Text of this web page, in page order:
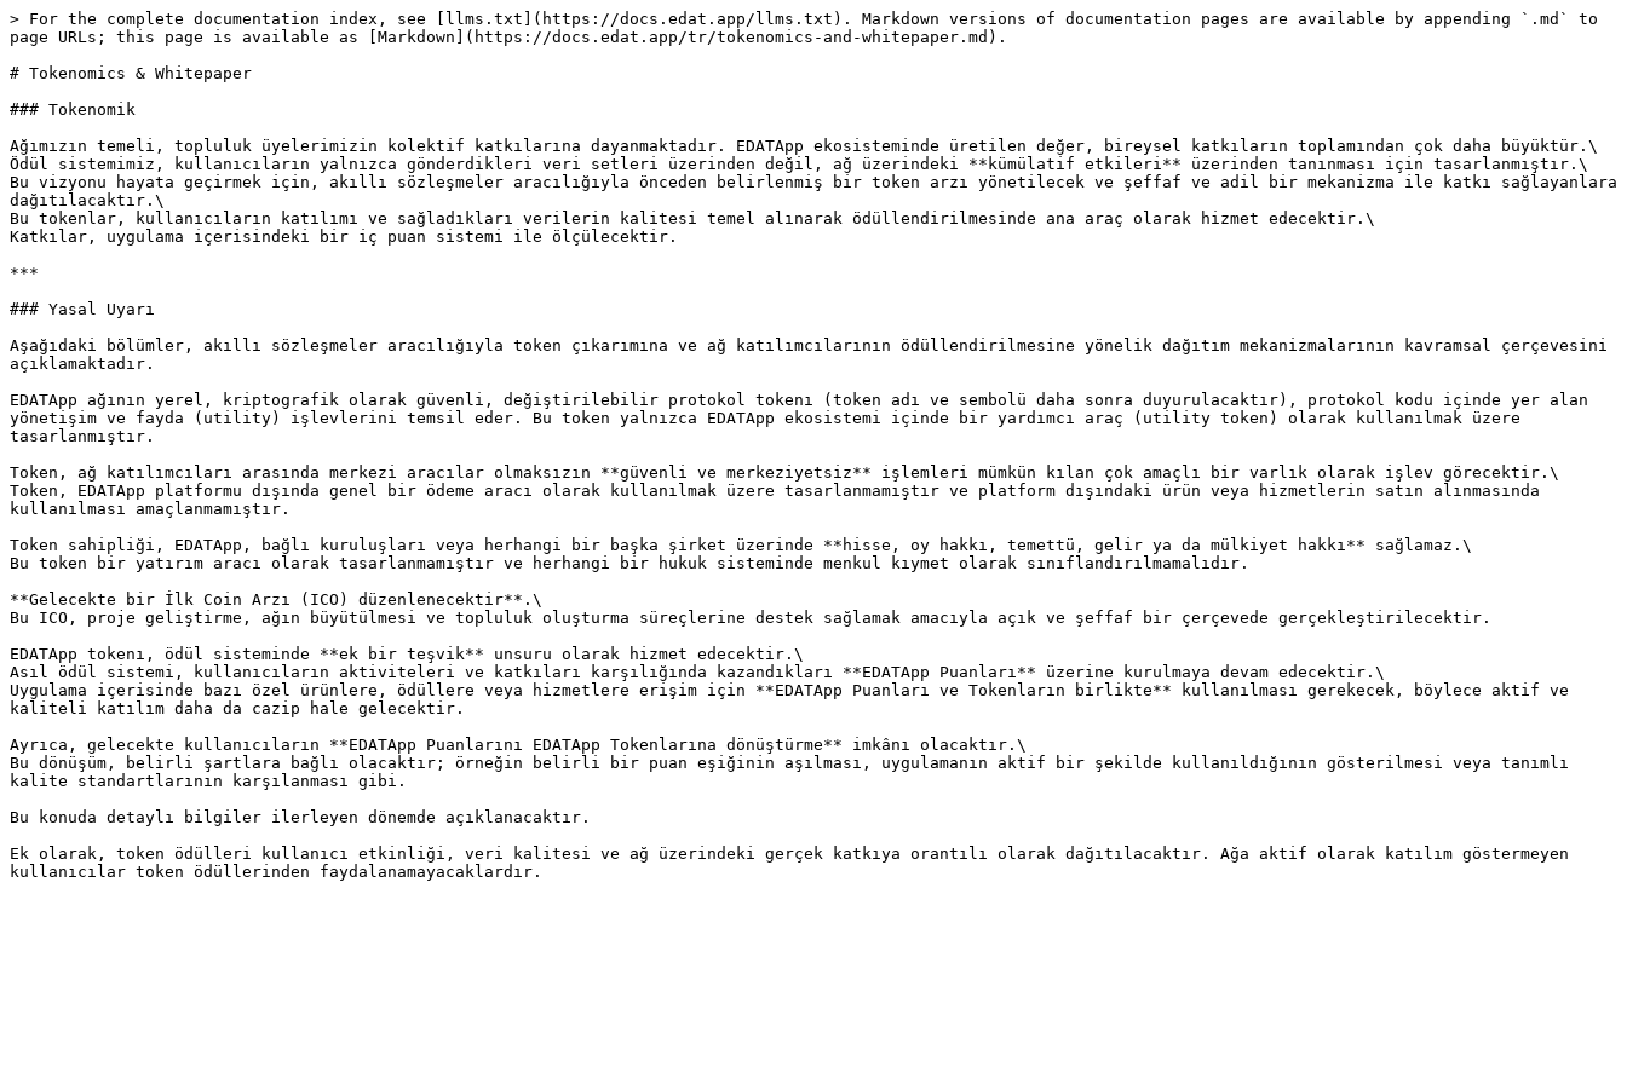
> For the complete documentation index, see [llms.txt](https://docs.edat.app/llms.txt). Markdown versions of documentation pages are available by appending `.md` to
page URLs; this page is available as [Markdown](https://docs.edat.app/tr/tokenomics-and-whitepaper.md).
# Tokenomics & Whitepaper
### Tokenomik
Ağımızın temeli, topluluk üyelerimizin kolektif katkılarına dayanmaktadır. EDATApp ekosisteminde üretilen değer, bireysel katkıların toplamından çok daha büyüktür.\
Ödül sistemimiz, kullanıcıların yalnızca gönderdikleri veri setleri üzerinden değil, ağ üzerindeki **kümülatif etkileri** üzerinden tanınması için tasarlanmıştır.\
Bu vizyonu hayata geçirmek için, akıllı sözleşmeler aracılığıyla önceden belirlenmiş bir token arzı yönetilecek ve şeffaf ve adil bir mekanizma ile katkı sağlayanlara
dağıtılacaktır.\
Bu tokenlar, kullanıcıların katılımı ve sağladıkları verilerin kalitesi temel alınarak ödüllendirilmesinde ana araç olarak hizmet edecektir.\
Katkılar, uygulama içerisindeki bir iç puan sistemi ile ölçülecektir.
***
### Yasal Uyarı
Aşağıdaki bölümler, akıllı sözleşmeler aracılığıyla token çıkarımına ve ağ katılımcılarının ödüllendirilmesine yönelik dağıtım mekanizmalarının kavramsal çerçevesini
açıklamaktadır.
EDATApp ağının yerel, kriptografik olarak güvenli, değiştirilebilir protokol tokenı (token adı ve sembolü daha sonra duyurulacaktır), protokol kodu içinde yer alan
yönetişim ve fayda (utility) işlevlerini temsil eder. Bu token yalnızca EDATApp ekosistemi içinde bir yardımcı araç (utility token) olarak kullanılmak üzere
tasarlanmıştır.
Token, ağ katılımcıları arasında merkezi aracılar olmaksızın **güvenli ve merkeziyetsiz** işlemleri mümkün kılan çok amaçlı bir varlık olarak işlev görecektir.\
Token, EDATApp platformu dışında genel bir ödeme aracı olarak kullanılmak üzere tasarlanmamıştır ve platform dışındaki ürün veya hizmetlerin satın alınmasında
kullanılması amaçlanmamıştır.
Token sahipliği, EDATApp, bağlı kuruluşları veya herhangi bir başka şirket üzerinde **hisse, oy hakkı, temettü, gelir ya da mülkiyet hakkı** sağlamaz.\
Bu token bir yatırım aracı olarak tasarlanmamıştır ve herhangi bir hukuk sisteminde menkul kıymet olarak sınıflandırılmamalıdır.
**Gelecekte bir İlk Coin Arzı (ICO) düzenlenecektir**.\
Bu ICO, proje geliştirme, ağın büyütülmesi ve topluluk oluşturma süreçlerine destek sağlamak amacıyla açık ve şeffaf bir çerçevede gerçekleştirilecektir.
EDATApp tokenı, ödül sisteminde **ek bir teşvik** unsuru olarak hizmet edecektir.\
Asıl ödül sistemi, kullanıcıların aktiviteleri ve katkıları karşılığında kazandıkları **EDATApp Puanları** üzerine kurulmaya devam edecektir.\
Uygulama içerisinde bazı özel ürünlere, ödüllere veya hizmetlere erişim için **EDATApp Puanları ve Tokenların birlikte** kullanılması gerekecek, böylece aktif ve
kaliteli katılım daha da cazip hale gelecektir.
Ayrıca, gelecekte kullanıcıların **EDATApp Puanlarını EDATApp Tokenlarına dönüştürme** imkânı olacaktır.\
Bu dönüşüm, belirli şartlara bağlı olacaktır; örneğin belirli bir puan eşiğinin aşılması, uygulamanın aktif bir şekilde kullanıldığının gösterilmesi veya tanımlı
kalite standartlarının karşılanması gibi.
Bu konuda detaylı bilgiler ilerleyen dönemde açıklanacaktır.
Ek olarak, token ödülleri kullanıcı etkinliği, veri kalitesi ve ağ üzerindeki gerçek katkıya orantılı olarak dağıtılacaktır. Ağa aktif olarak katılım göstermeyen